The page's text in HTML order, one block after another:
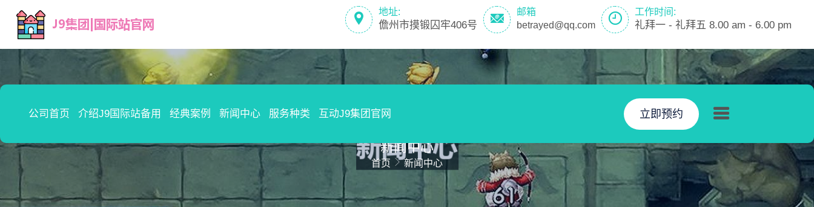
地址:
儋州市摸锻囚牢406号
邮箱
betrayed@qq.com
工作时间:
礼拜一 - 礼拜五 8.00 am - 6.00 pm
公司首页 介绍J9国际站备用 经典案例 新闻中心 服务种类 互动J9集团官网 立即预约
新闻中心
首页 新闻中心